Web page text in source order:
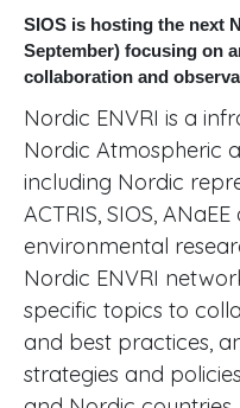
SIOS is hosting the next
September) focusing on
collaboration and
Nordic ENVRI is a
Nordic Atmospheric
including Nordic
ACTRIS, SIOS,
environmental
Nordic ENVRI
specific topics to
and best practices,
strategies and